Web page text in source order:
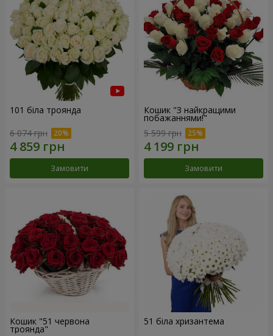
101 біла троянда
6 074 грн
Замовити
Кошик "З найкращими
побажаннями!"
5 599 грн
Замовити
Кошик "51 червона
троянда"
51 біла хризантема